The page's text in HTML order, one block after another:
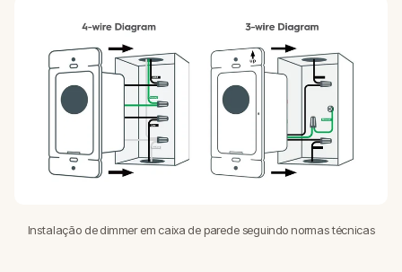
Instalação de dimmer em caixa de parede seguindo normas técnicas